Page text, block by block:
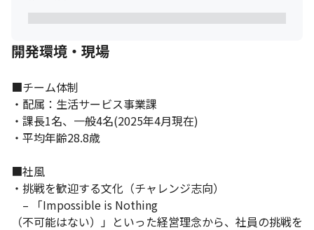
開発環境・現場
■チーム体制
・配属：生活サービス事業課
・課長1名、一般4名(2025年4月現在)
・平均年齢28.8歳
■社風
・挑戦を歓迎する文化（チャレンジ志向）
– 「Impossible is Nothing
（不可能はない）」といった経営理念から、社員の挑戦を